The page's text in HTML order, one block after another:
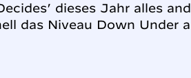
dieses Jahr alles
das Niveau Down Under